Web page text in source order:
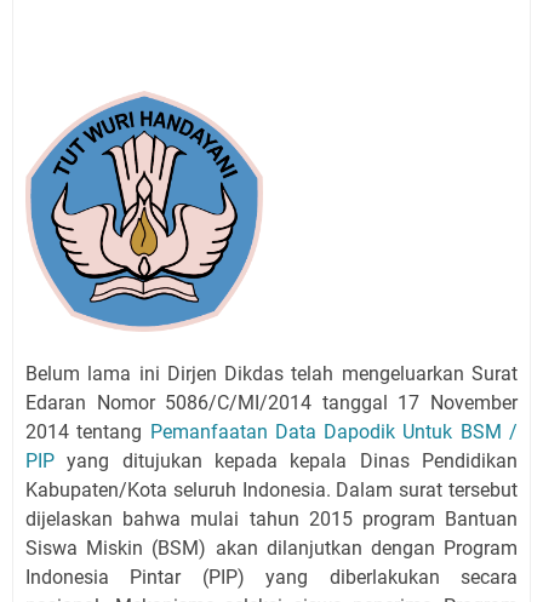
Belum lama ini Dirjen Dikdas telah mengeluarkan Surat
Edaran Nomor 5086/C/MI/2014 tanggal 17 November
2014 tentang Pemanfaatan Data Dapodik Untuk BSM /
PIP yang ditujukan kepada kepala Dinas Pendidikan
Kabupaten/Kota seluruh Indonesia. Dalam surat tersebut
dijelaskan bahwa mulai tahun 2015 program Bantuan
Siswa Miskin (BSM) akan dilanjutkan dengan Program
Indonesia Pintar (PIP) yang diberlakukan secara